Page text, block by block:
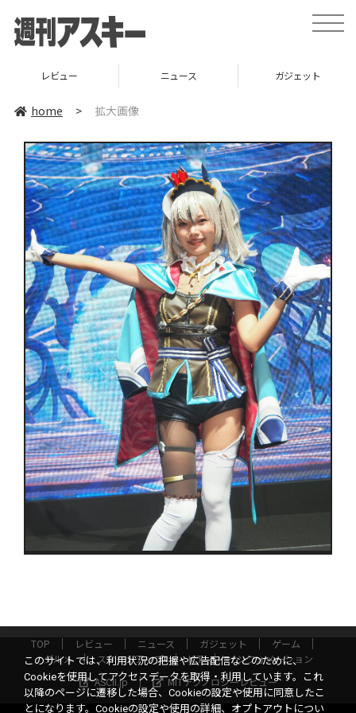
toggle
レビュー ニュース ガジェット
home > 拡大画像
TOP レビュー ニュース ガジェット
ゲーム
グルメ
スタートアップ ICT
インフォメーション
ASCII.jp
MITテクノロジーレビュー
このサイトでは、利用状況の把握や広告配信などのために、
Cookieを使用してアクセスデータを取得・利用しています。これ
以降のページに遷移した場合、Cookieの設定や使用に同意したこ
とになります。Cookieの設定や使用の詳細、オプトアウトについ